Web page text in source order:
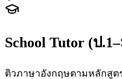
School Tutor (ป
ติวภาษาอังกฤษตามหลักสูต